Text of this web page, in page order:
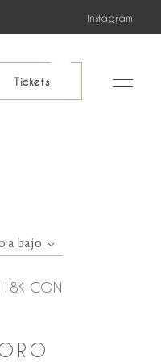
Instagram
Tickets
a bajo